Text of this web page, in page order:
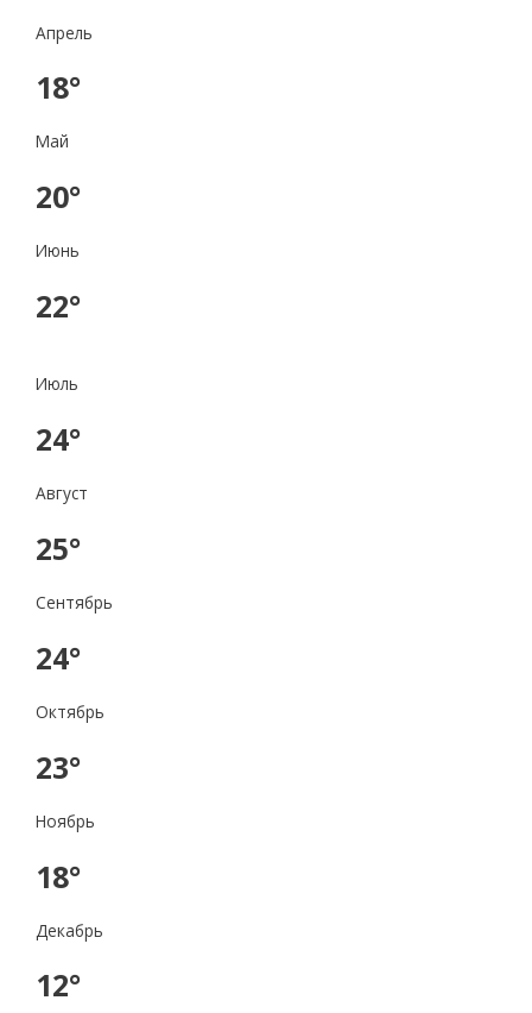
Апрель
18°
Май
20°
Июнь
22°
Июль
24°
Август
25°
Сентябрь
24°
Октябрь
23°
Ноябрь
18°
Декабрь
12°